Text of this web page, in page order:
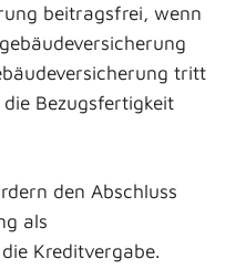
beitragsfrei, wenn
tritt
Bezugsfertigkeit
den Abschluss
als
Kreditvergabe.